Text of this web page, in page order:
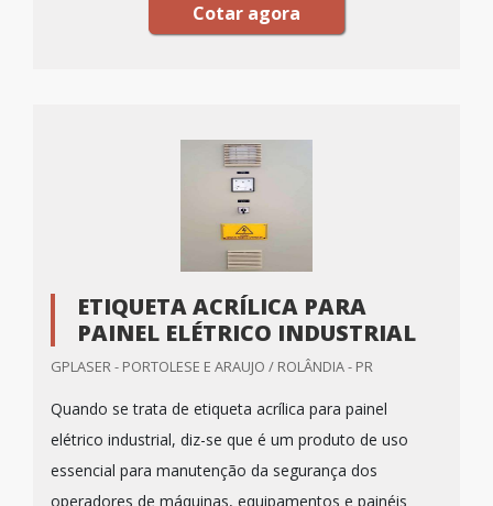
Cotar agora
ETIQUETA ACRÍLICA PARA
PAINEL ELÉTRICO INDUSTRIAL
GPLASER - PORTOLESE E ARAUJO / ROLÂNDIA - PR
Quando se trata de etiqueta acrílica para painel
elétrico industrial, diz-se que é um produto de uso
essencial para manutenção da segurança dos
operadores de máquinas, equipamentos e painéis